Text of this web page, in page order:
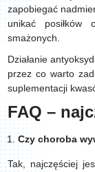
zapobiegać
unikać posiłków
smażonych.
Działanie
przez co warto
suplementacji
FAQ –
Czy choroba
Tak, najczęściej